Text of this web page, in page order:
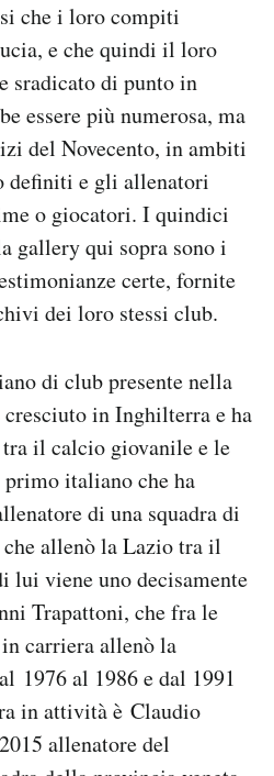
che i loro compiti
e che quindi il loro
sradicato di punto in
essere più numerosa, ma
del Novecento, in ambiti
definiti e gli allenatori
o giocatori. I quindici
gallery qui sopra sono i
certe, fornite
dei loro stessi club.
di club presente nella
in Inghilterra e ha
tra il calcio giovanile e le
italiano che ha
di una squadra di
allenò la Lazio tra il
lui viene uno decisamente
Trapattoni, che fra le
carriera allenò la
1976 al 1986 e dal 1991
in attività è Claudio
allenatore del